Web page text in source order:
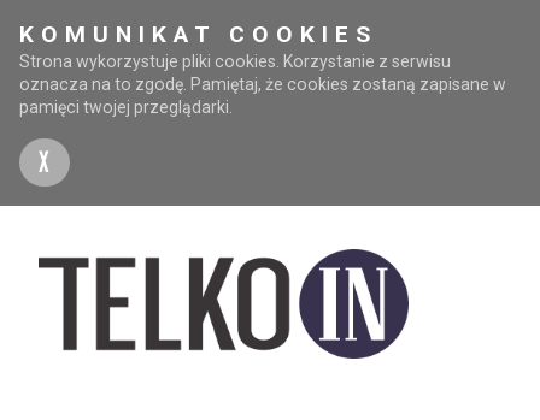
KOMUNIKAT COOKIES
Strona wykorzystuje pliki cookies. Korzystanie z serwisu
oznacza na to zgodę. Pamiętaj, że cookies zostaną zapisane w
pamięci twojej przeglądarki.
X